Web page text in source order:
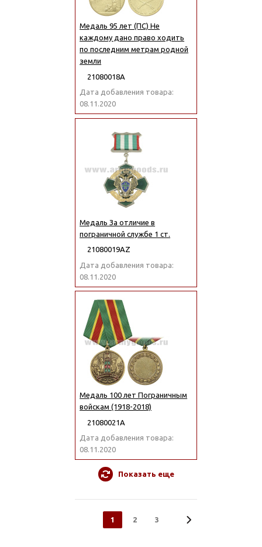
Медаль 95 лет (ПС) Не
каждому дано право ходить
по последним метрам родной
земли
21080018А
Дата добавления товара:
08.11.2020
Медаль За отличие в
пограничной службе 1 ст.
21080019АZ
Дата добавления товара:
08.11.2020
Медаль 100 лет Пограничным
войскам (1918-2018)
21080021А
Дата добавления товара:
08.11.2020
Показать еще
1 2 3